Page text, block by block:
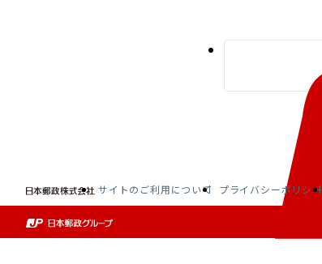
サイトのご利用について プライバシーポリシー